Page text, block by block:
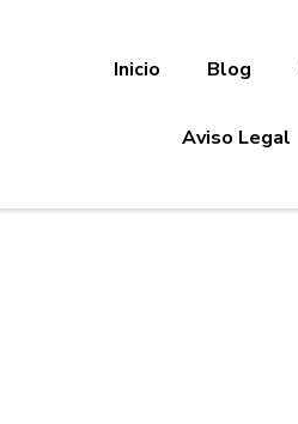
Inicio Blog
Aviso Legal